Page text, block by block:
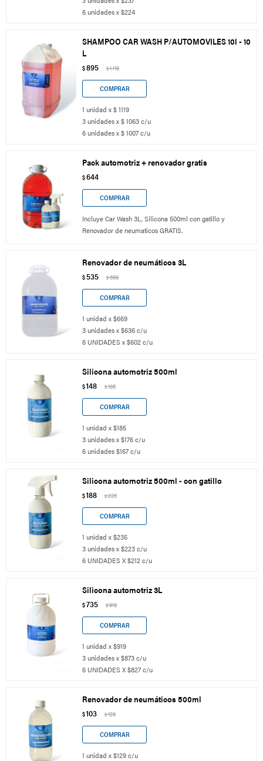
6 unidades x $224
SHAMPOO CAR WASH P/AUTOMOVILES 10l - 10
L
$895 $1.119
1 unidad x $ 1119
3 unidades x $ 1063 c/u
6 unidades x $ 1007 c/u
Pack automotriz + renovador gratis
$644
Incluye Car Wash 3L, Silicona 500ml con gatillo y
Renovador de neumaticos GRATIS.
Renovador de neumáticos 3L
$535 $669
1 unidad x $669
3 unidades x $636 c/u
6 UNIDADES x $602 c/u
Silicona automotriz 500ml
$148 $185
1 unidad x $185
3 unidades x $176 c/u
6 unidades $167 c/u
Silicona automotriz 500ml - con gatillo
$188 $235
1 unidad x $235
3 unidades x $223 c/u
6 UNIDADES X $212 c/u
Silicona automotriz 3L
$735 $919
1 unidad x $919
3 unidades x $873 c/u
6 UNIDADES X $827 c/u
Renovador de neumáticos 500ml
$103 $129
1 unidad x $129 c/u